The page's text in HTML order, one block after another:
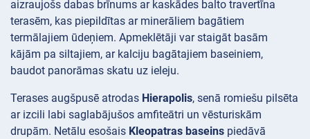
aizraujošs dabas brīnums ar kaskādes balto travertīna
terasēm, kas piepildītas ar minerāliem bagātiem
termālajiem ūdeņiem. Apmeklētāji var staigāt basām
kājām pa siltajiem, ar kalciju bagātajiem baseiniem,
baudot panorāmas skatu uz ieleju.
Terases augšpusē atrodas Hierapolis, senā romiešu pilsēta
ar izcili labi saglabājušos amfiteātri un vēsturiskām
drupām. Netālu esošais Kleopatras baseins piedāvā